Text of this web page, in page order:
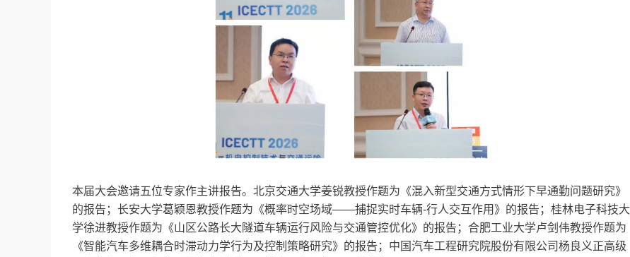
本届大会邀请五位专家作主讲报告。北京交通大学姜锐教授作题为《混入新型交通方式情形下早通勤问题研究》
的报告；长安大学葛颖恩教授作题为《概率时空场域——捕捉实时车辆-行人交互作用》的报告；桂林电子科技大
学徐进教授作题为《山区公路长大隧道车辆运行风险与交通管控优化》的报告；合肥工业大学卢剑伟教授作题为
《智能汽车多维耦合时滞动力学行为及控制策略研究》的报告；中国汽车工程研究院股份有限公司杨良义正高级